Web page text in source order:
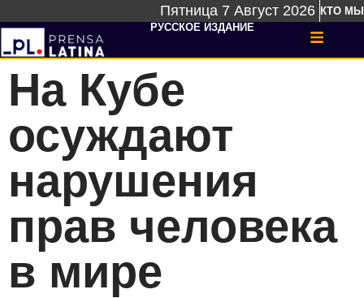
Пятница 7 Август 2026 КТО МЫ
РУССКОЕ ИЗДАНИЕ
На Кубе
осуждают
нарушения
прав человека
в мире